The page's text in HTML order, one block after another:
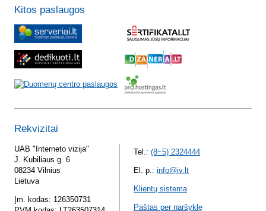
Kitos paslaugos
Rekvizitai
UAB "Interneto vizija"
J. Kubiliaus g. 6
08234 Vilnius
Lietuva
Įm. kodas: 126350731
Tel.: (8~5) 2324444
El. p.: info@iv.lt
Klientų sistema
Paštas per naršyklę